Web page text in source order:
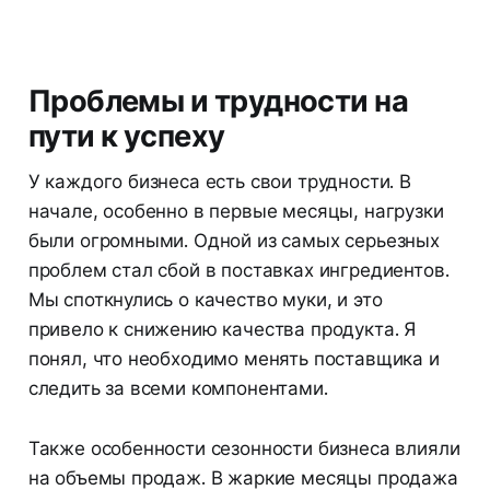
Проблемы и трудности на
пути к успеху
У каждого бизнеса есть свои трудности. В
начале, особенно в первые месяцы, нагрузки
были огромными. Одной из самых серьезных
проблем стал сбой в поставках ингредиентов.
Мы споткнулись о качество муки, и это
привело к снижению качества продукта. Я
понял, что необходимо менять поставщика и
следить за всеми компонентами.
Также особенности сезонности бизнеса влияли
на объемы продаж. В жаркие месяцы продажа